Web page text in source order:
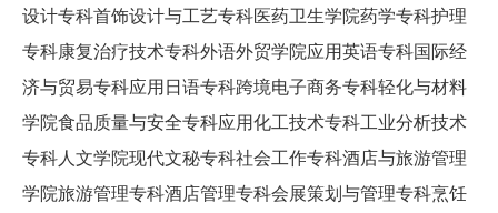
设计专科首饰设计与工艺专科医药卫生学院药学专科护理
专科康复治疗技术专科外语外贸学院应用英语专科国际经
济与贸易专科应用日语专科跨境电子商务专科轻化与材料
学院食品质量与安全专科应用化工技术专科工业分析技术
专科人文学院现代文秘专科社会工作专科酒店与旅游管理
学院旅游管理专科酒店管理专科会展策划与管理专科烹饪